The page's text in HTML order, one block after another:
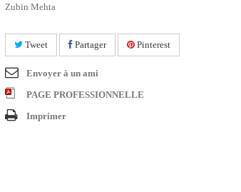
Zubin Mehta
Tweet Partager Pinterest
Envoyer à un ami
PAGE PROFESSIONNELLE
Imprimer